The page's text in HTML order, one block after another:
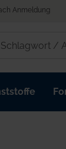
Anmeldung